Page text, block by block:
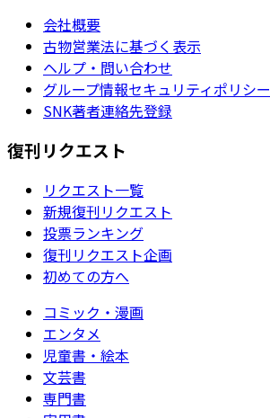
会社概要
古物営業法に基づく表示
ヘルプ・問い合わせ
グループ情報セキュリティポリシー
SNK著者連絡先登録
復刊リクエスト
リクエスト一覧
新規復刊リクエスト
投票ランキング
復刊リクエスト企画
初めての方へ
コミック・漫画
エンタメ
児童書・絵本
文芸書
専門書